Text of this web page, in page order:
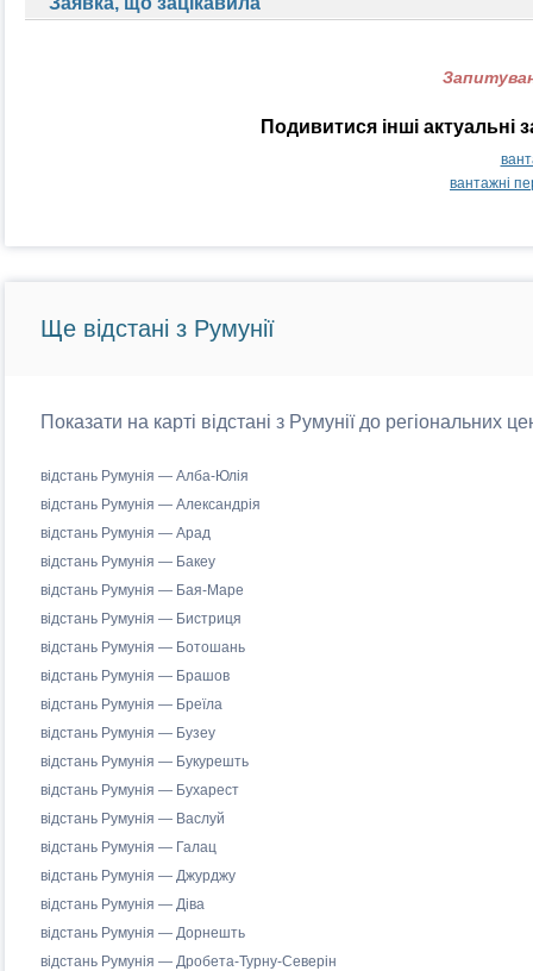
Подивитися інші
вантажні
Ще відстані з Румунії
Показати на карті відстані з Румунії до регіональних
відстань Румунія — Алба-Юлія
відстань Румунія — Александрія
відстань Румунія — Арад
відстань Румунія — Бакеу
відстань Румунія — Бая-Маре
відстань Румунія — Бистриця
відстань Румунія — Ботошань
відстань Румунія — Брашов
відстань Румунія — Бреїла
відстань Румунія — Бузеу
відстань Румунія — Букурешть
відстань Румунія — Бухарест
відстань Румунія — Васлуй
відстань Румунія — Галац
відстань Румунія — Джурджу
відстань Румунія — Діва
відстань Румунія — Дорнешть
відстань Румунія — Дробета-Турну-Северін